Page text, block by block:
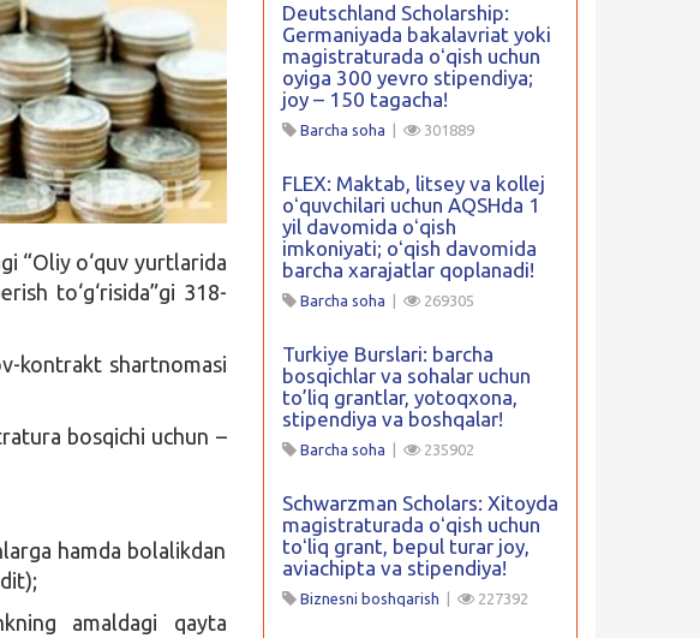
“Oliy o‘quv yurtlarida
to‘g‘risida”gi 318-
kontrakt shartnomasi
bosqichi uchun –
hamda bolalikdan
amaldagi qayta
Deutschland Scholarship:
Germaniyada bakalavriat yoki
magistraturada oʻqish uchun
oyiga 300 yevro stipendiya;
joy – 150 tagacha!
Barcha soha 301889
FLEX: Maktab, litsey va kollej
oʻquvchilari uchun AQSHda 1
yil davomida oʻqish
imkoniyati; oʻqish davomida
barcha xarajatlar qoplanadi!
Barcha soha 269305
Turkiye Burslari: barcha
bosqichlar va sohalar uchun
to’liq grantlar, yotoqxona,
stipendiya va boshqalar!
Barcha soha 235902
Schwarzman Scholars: Xitoyda
magistraturada oʻqish uchun
toʻliq grant, bepul turar joy,
aviachipta va stipendiya!
Biznesni boshqarish 227392